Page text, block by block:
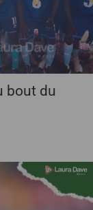
bout du